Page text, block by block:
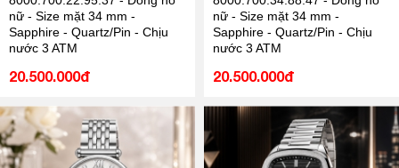
nữ - Size mặt 34 mm -
Sapphire - Quartz/Pin - Chịu
nước 3 ATM
20.500.000đ
nữ - Size mặt 34 mm -
Sapphire - Quartz/Pin - Chịu
nước 3 ATM
20.500.000đ